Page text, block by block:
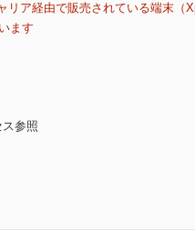
ア経由で販売されている端末（
ます
参照